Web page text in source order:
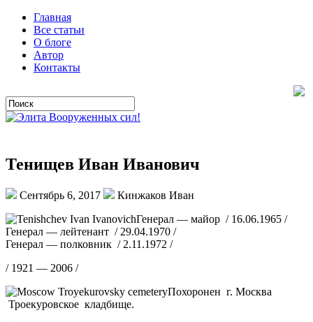
Главная
Все статьи
О блоге
Автор
Контакты
Тенищев Иван Иванович
Сентябрь 6, 2017
Кинжаков Иван
Генерал — майор / 16.06.1965 /
Генерал — лейтенант / 29.04.1970 /
Генерал — полковник / 2.11.1972 /
/ 1921 — 2006 /
Похоронен г. Москва
Троекуровское кладбище.